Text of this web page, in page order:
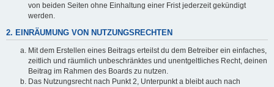
von beiden Seiten ohne Einhaltung einer Frist jederzeit gekündigt
werden.
2. EINRÄUMUNG VON NUTZUNGSRECHTEN
Mit dem Erstellen eines Beitrags erteilst du dem Betreiber ein einfaches,
zeitlich und räumlich unbeschränktes und unentgeltliches Recht, deinen
Beitrag im Rahmen des Boards zu nutzen.
Das Nutzungsrecht nach Punkt 2, Unterpunkt a bleibt auch nach